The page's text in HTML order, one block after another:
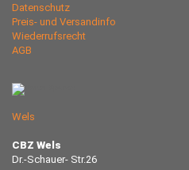
Datenschutz
Preis- und Versandinfo
Wiederrufsrecht
AGB
Wels
CBZ Wels
Dr.-Schauer- Str.26